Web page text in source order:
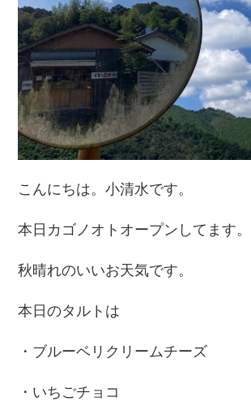
こんにちは。小清水です。
本日カゴノオトオープンしてます。
秋晴れのいいお天気です。
本日のタルトは
・ブルーベリクリームチーズ
・いちごチョコ